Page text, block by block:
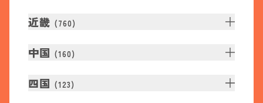
近畿 (760)
中国 (160)
四国 (123)